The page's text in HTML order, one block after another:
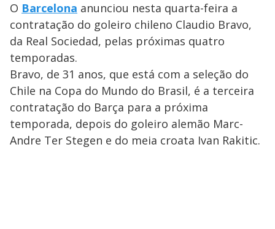
O Barcelona anunciou nesta quarta-feira a
contratação do goleiro chileno Claudio Bravo,
da Real Sociedad, pelas próximas quatro
temporadas.
Bravo, de 31 anos, que está com a seleção do
Chile na Copa do Mundo do Brasil, é a terceira
contratação do Barça para a próxima
temporada, depois do goleiro alemão Marc-
Andre Ter Stegen e do meia croata Ivan Rakitic.